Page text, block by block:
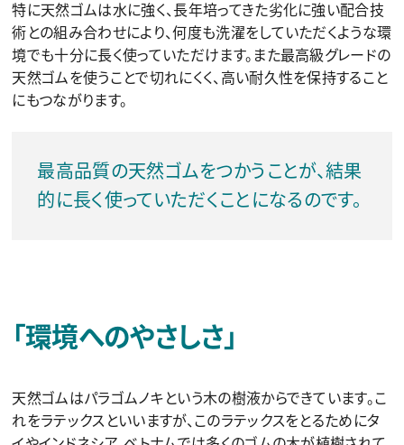
特に天然ゴムは水に強く、長年培ってきた劣化に強い配合技
術との組み合わせにより、何度も洗濯をしていただくような環
境でも十分に長く使っていただけます。また最高級グレードの
天然ゴムを使うことで切れにくく、高い耐久性を保持すること
にもつながります。
最高品質の天然ゴムをつかうことが、結果
的に長く使っていただくことになるのです。
「環境へのやさしさ」
天然ゴムはパラゴムノキという木の樹液からできています。こ
れをラテックスといいますが、このラテックスをとるためにタ